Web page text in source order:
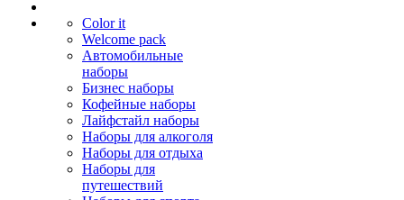
Color it
Welcome pack
Автомобильные
наборы
Бизнес наборы
Кофейные наборы
Лайфстайл наборы
Наборы для алкоголя
Наборы для отдыха
Наборы для
путешествий